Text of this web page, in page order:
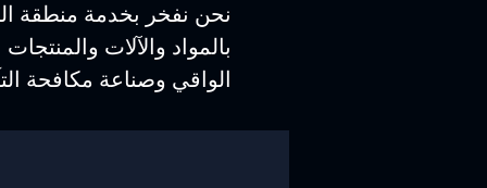
نحن نفخر بخدمة منطقة
بالمواد والآلات
الواقي وصناعة مكافحة